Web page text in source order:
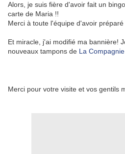
Alors, je suis fière d'avoir fait un
carte de Maria !!
Merci à toute l'équipe d'avoir
Et miracle, j'ai modifié ma bannière!
nouveaux tampons de La
Merci pour votre visite et vos gentils